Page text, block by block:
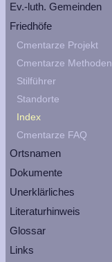
Ev.-luth. Gemeinden
Friedhöfe
Cmentarze Projekt
Cmentarze Methoden
Stilführer
Standorte
Index
Cmentarze FAQ
Ortsnamen
Dokumente
Unerklärliches
Literaturhinweis
Glossar
Links